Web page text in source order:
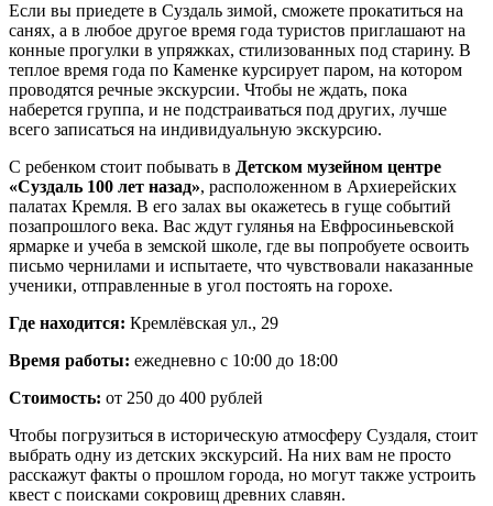
Если вы приедете в Суздаль зимой, сможете прокатиться на
санях, а в любое другое время года туристов приглашают на
конные прогулки в упряжках, стилизованных под старину. В
теплое время года по Каменке курсирует паром, на котором
проводятся речные экскурсии. Чтобы не ждать, пока
наберется группа, и не подстраиваться под других, лучше
всего записаться на индивидуальную экскурсию.
С ребенком стоит побывать в Детском музейном центре
«Суздаль 100 лет назад», расположенном в Архиерейских
палатах Кремля. В его залах вы окажетесь в гуще событий
позапрошлого века. Вас ждут гулянья на Евфросиньевской
ярмарке и учеба в земской школе, где вы попробуете освоить
письмо чернилами и испытаете, что чувствовали наказанные
ученики, отправленные в угол постоять на горохе.
Где находится: Кремлёвская ул., 29
Время работы: ежедневно с 10:00 до 18:00
Стоимость: от 250 до 400 рублей
Чтобы погрузиться в историческую атмосферу Суздаля, стоит
выбрать одну из детских экскурсий. На них вам не просто
расскажут факты о прошлом города, но могут также устроить
квест с поисками сокровищ древних славян.